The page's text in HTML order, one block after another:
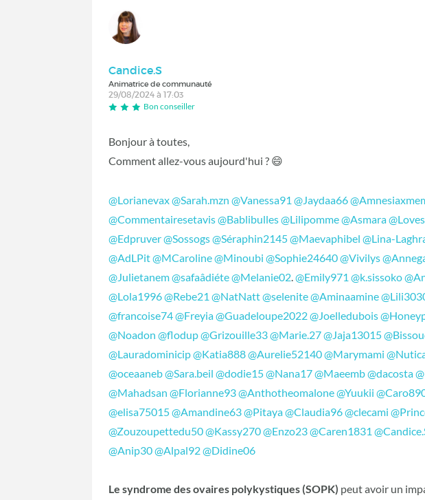
Candice.S
Animatrice de communauté
29/08/2024 à 17:03
Bon conseiller
Bonjour à toutes,
Comment allez-vous aujourd'hui ? 😄
@Lorianevax@Sarah.mzn @Vanessa91 @Jaydaa66
@Commentairesetavis@Bablibulles@Lilipomme@Asmara
@Edpruver@Sossogs@Séraphin2145@Maevaphibel @Lina-
@AdLPit@MCaroline@Minoubi @Sophie24640@Vivilys
@Julietanem@safaâdiéte@Melanie02 .@Emily971 @k.sissoko
@Lola1996@Rebe21 @NatNatt@selenite@Aminaamine
@francoise74@Freyia@Guadeloupe2022@Joelledubois
@Noadon @flodup@Grizouille33@Marie.27@Jaja13015
@Lauradominicip@Katia888@Aurelie52140@Marymami
@oceaaneb@Sara.beil @dodie15@Nana17@Maeemb@dacosta
@Mahadsan @Florianne93@Anthotheomalone@Yuukii
@elisa75015@Amandine63@Pitaya@Claudia96@clecami
@Zouzoupettedu50@Kassy270@Enzo23@Caren1831
@Anip30@Alpal92@Didine06
Le syndrome des ovaires polykystiques (SOPK) peut avoir un